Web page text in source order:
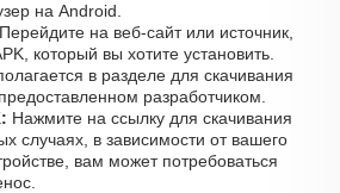
на Android.
Перейдите на веб-сайт или источник,
который вы хотите установить.
в разделе для скачивания
разработчиком.
Нажмите на ссылку для скачивания
случаях, в зависимости от вашего
вам может потребоваться